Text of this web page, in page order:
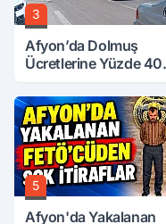
3
Afyon’da Dolmuş
Ücretlerine Yüzde 40
5
Afyon'da Yakalanan